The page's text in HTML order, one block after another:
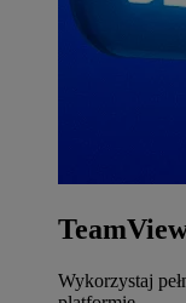
Wykorzystaj